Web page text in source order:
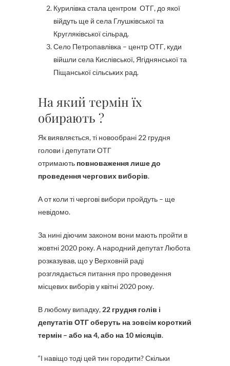
Курилівка стала центром ОТГ, до якої
війдуть ще й села Глушківської та
Кругляківської сільрад.
Село Петропавлівка – центр ОТГ, куди
війшли села Кислівської, Ягіднянської та
Піщанської сільських рад.
На який термін їх
обирають ?
Як виявляється, ті новообрані 22 грудня
голови і депутати ОТГ
отримають повноваження лише до
проведення чергових виборів.
А от коли ті чергові вибори пройдуть – ще
невідомо.
За нині діючим законом вони мають пройти в
жовтні 2020 року. А народний депутат Любота
розказував, що у Верховній раді
розглядається питання про проведення
місцевих виборів у квітні 2020 року.
В любому випадку, 22 грудня голів і
депутатів ОТГ оберуть на зовсім короткий
термін – або на 4, або на 10 місяців.
“І навіщо тоді цей тин городити? Скільки